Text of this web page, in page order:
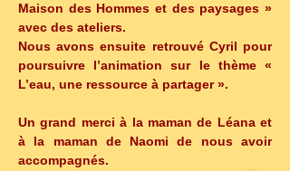
Maison des Hommes et des paysages »
avec des ateliers.
Nous avons ensuite retrouvé Cyril pour
poursuivre l’animation sur le thème «
L’eau, une ressource à partager ».
Un grand merci à la maman de Léana et
à la maman de Naomi de nous avoir
accompagnés.